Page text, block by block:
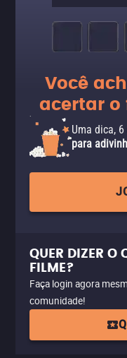
Você
acertar o
Uma dica,
para
QUER DIZER O
FILME?
Faça login agora
comunidade!